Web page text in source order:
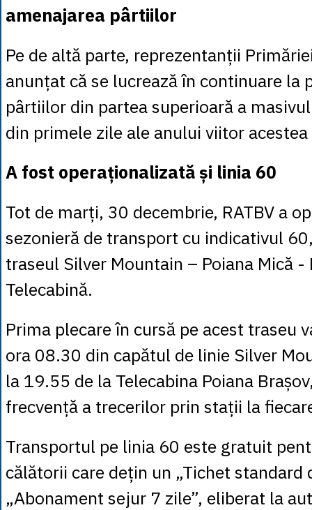
amenajarea pârtiilor
Pe de altă parte, reprezentanții
anunțat că se lucrează în continuare la
pârtiilor din partea superioară a
din primele zile ale anului viitor acestea
A fost operaționalizată și linia 60
Tot de marți, 30 decembrie, RATBV a
sezonieră de transport cu indicativul
traseul Silver Mountain – Poiana Mică -
Telecabină.
Prima plecare în cursă pe acest traseu
ora 08.30 din capătul de linie Silver
la 19.55 de la Telecabina Poiana
frecvență a trecerilor prin stații la
Transportul pe linia 60 este gratuit
călătorii care dețin un „Tichet standard
„Abonament sejur 7 zile”, eliberat la